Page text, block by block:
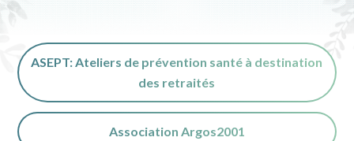
ASEPT: Ateliers de prévention santé à destination
des retraités
Association Argos2001